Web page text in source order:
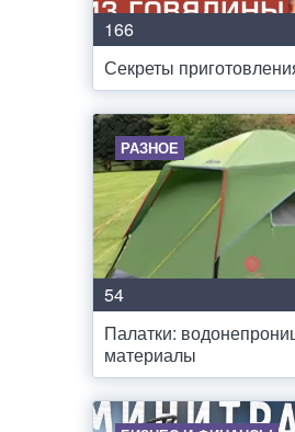
166
Секреты
РАЗНОЕ
54
Палатки:
материалы